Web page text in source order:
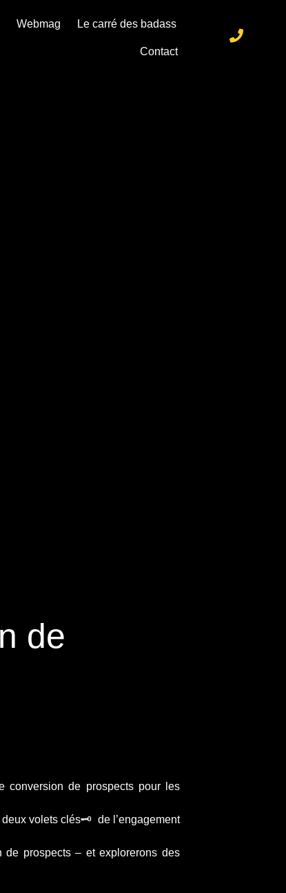
Webmag Le carré des badass
Contact
de
conversion de prospects pour les
deux volets clés🗝️ de l’engagement
de prospects – et explorerons des